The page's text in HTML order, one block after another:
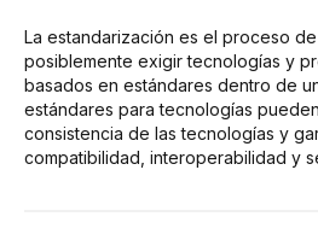
La estandarización es el proceso
posiblemente exigir tecnologías y
basados en estándares dentro de
estándares para tecnologías
consistencia de las tecnologías y
compatibilidad, interoperabilidad y